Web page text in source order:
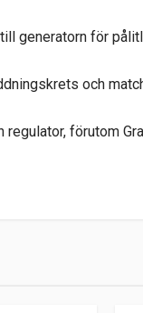
generatorn för
och
förutom